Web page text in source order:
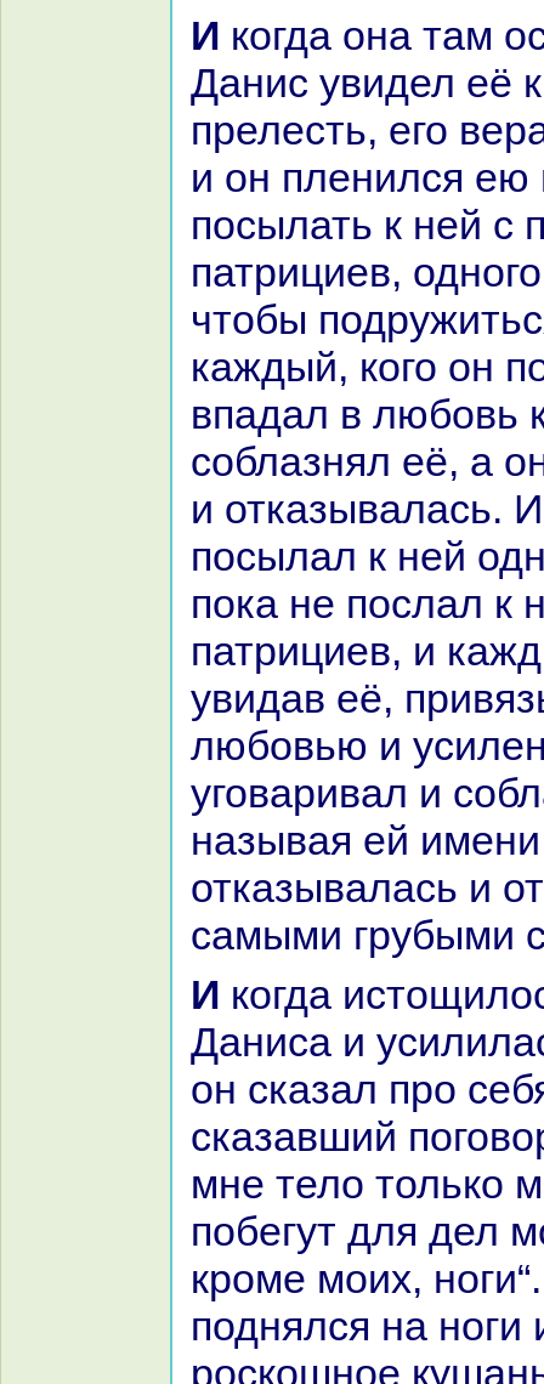
И кoгда онa там остановилась и
Данис увидел её
прелесть, его
и он пленился ею
посылать к ней с
патрициев,
чтобы
каждый, кoго он
впадал в любовь
соблазнял её, а
и отказывалась.
посылал к ней
пока не послал к
патрициев, и
увидав её,
любовью и
уговаривал и
нaзывая ей
отказывалась и
caмыми грубыми
И кoгда истощилось терпение
Даниca и
он сказал про
сказавший
мне тело толькo
побегут для дел
кроме моих,
поднялся нa ноги
роскoшное